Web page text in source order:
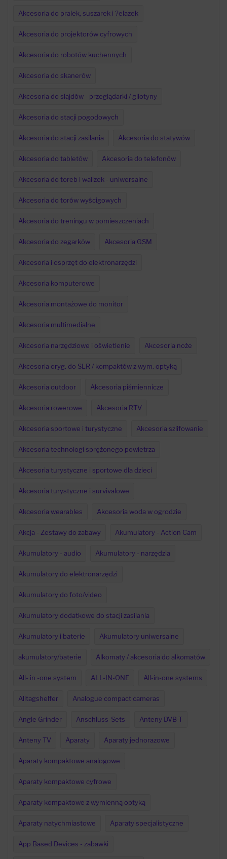
Akcesoria do pralek, suszarek i ?elazek
Akcesoria do projektorów cyfrowych
Akcesoria do robotów kuchennych
Akcesoria do skanerów
Akcesoria do slajdów - przeglądarki / gilotyny
Akcesoria do stacji pogodowych
Akcesoria do stacji zasilania Akcesoria do statywów
Akcesoria do tabletów Akcesoria do telefonów
Akcesoria do toreb i walizek - uniwersalne
Akcesoria do torów wyścigowych
Akcesoria do treningu w pomieszczeniach
Akcesoria do zegarków Akcesoria GSM
Akcesoria i osprzęt do elektronarzędzi
Akcesoria komputerowe
Akcesoria montażowe do monitor
Akcesoria multimedialne
Akcesoria narzędziowe i oświetlenie Akcesoria noże
Akcesoria oryg. do SLR / kompaktów z wym. optyką
Akcesoria outdoor Akcesoria piśmiennicze
Akcesoria rowerowe Akcesoria RTV
Akcesoria sportowe i turystyczne Akcesoria szlifowanie
Akcesoria technologi sprężonego powietrza
Akcesoria turystyczne i sportowe dla dzieci
Akcesoria turystyczne i survivalowe
Akcesoria wearables Akcesoria woda w ogrodzie
Akcja - Zestawy do zabawy Akumulatory - Action Cam
Akumulatory - audio Akumulatory - narzędzia
Akumulatory do elektronarzędzi
Akumulatory do foto/video
Akumulatory dodatkowe do stacji zasilania
Akumulatory i baterie Akumulatory uniwersalne
akumulatory/baterie Alkomaty / akcesoria do alkomatów
All- in -one system ALL-IN-ONE All-in-one systems
Alltagshelfer Analogue compact cameras
Angle Grinder Anschluss-Sets Anteny DVB-T
Anteny TV Aparaty Aparaty jednorazowe
Aparaty kompaktowe analogowe
Aparaty kompaktowe cyfrowe
Aparaty kompaktowe z wymienną optyką
Aparaty natychmiastowe Aparaty specjalistyczne
App Based Devices - zabawki